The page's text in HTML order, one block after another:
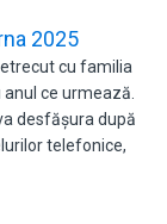
2025
cu familia
ce urmează.
desfășura după
telefonice,